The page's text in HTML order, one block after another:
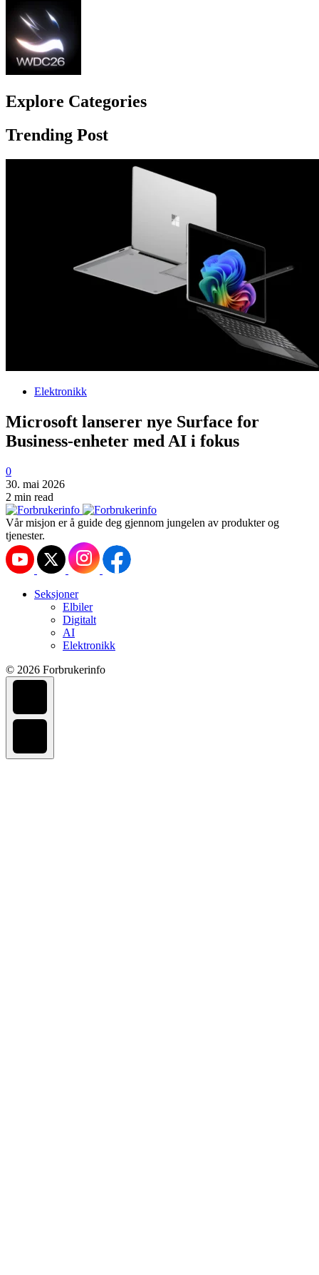
Explore Сategories
Trending Post
Elektronikk
Microsoft lanserer nye Surface for
Business-enheter med AI i fokus
0
30. mai 2026
2 min read
Vår misjon er å guide deg gjennom jungelen av produkter og
tjenester.
Seksjoner
Elbiler
Digitalt
AI
Elektronikk
© 2026 Forbrukerinfo